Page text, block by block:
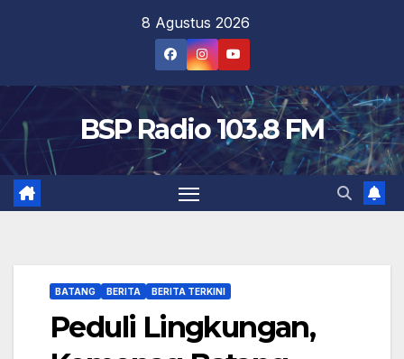
8 Agustus 2026
BSP Radio 103.8 FM
BATANG BERITA BERITA TERKINI
Peduli Lingkungan,